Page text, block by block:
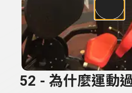
52 - 為什麼運動